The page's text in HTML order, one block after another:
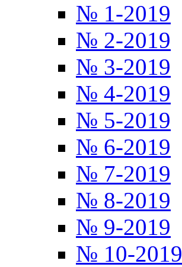
№ 1-2019
№ 2-2019
№ 3-2019
№ 4-2019
№ 5-2019
№ 6-2019
№ 7-2019
№ 8-2019
№ 9-2019
№ 10-2019